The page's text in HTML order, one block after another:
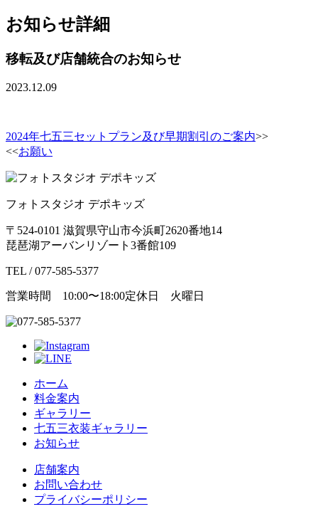
お知らせ詳細
移転及び店舗統合のお知らせ
2023.12.09
2024年七五三セットプラン及び早期割引のご案内>>
<<お願い
フォトスタジオ デポキッズ
〒524-0101 滋賀県守山市今浜町2620番地14
琵琶湖アーバンリゾート3番館109
TEL / 077-585-5377
営業時間 10:00〜18:00定休日 火曜日
ホーム
料金案内
ギャラリー
七五三衣装ギャラリー
お知らせ
店舗案内
お問い合わせ
プライバシーポリシー